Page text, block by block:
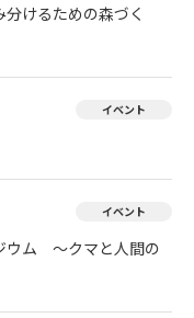
けるための森づく
イベント
イベント
ウム ～クマと人間の